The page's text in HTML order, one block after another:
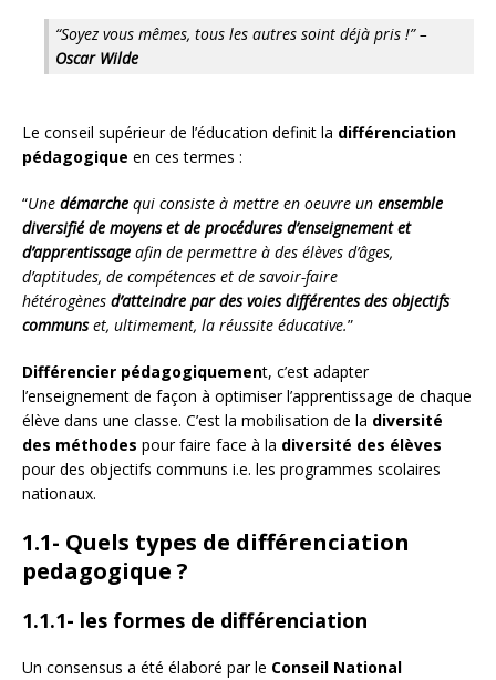
“Soyez vous mêmes, tous les autres soint déjà pris !” –
Oscar Wilde
Le conseil supérieur de l’éducation definit la différenciation
pédagogique en ces termes :
“Une démarche qui consiste à mettre en oeuvre un ensemble
diversifié de moyens et de procédures d’enseignement et
d’apprentissage afin de permettre à des élèves d’âges,
d’aptitudes, de compétences et de savoir-faire
hétérogènes d’atteindre par des voies différentes des objectifs
communset, ultimement, la réussite éducative.”
Différencier pédagogiquement, c’est adapter
l’enseignement de façon à optimiser l’apprentissage de chaque
élève dans une classe. C’est la mobilisation de la diversité
des méthodes pour faire face à la diversité des élèves
pour des objectifs communs i.e. les programmes scolaires
nationaux.
1.1- Quels types de différenciation
pedagogique ?
1.1.1- les formes de différenciation
Un consensus a été élaboré par le Conseil National